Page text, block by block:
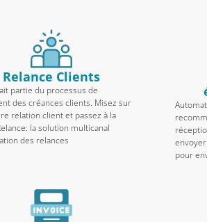
Relance Clients
partie du processus de
des créances clients. Misez sur
relation client et passez à la
la solution multicanal
des relances
envoyer
pour